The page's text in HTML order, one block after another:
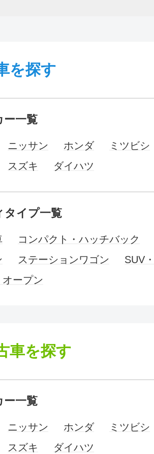
を探す
ー一覧
ニッサン ホンダ
ミツビシ
スズキ ダイハツ
タイプ一覧
コンパクト・ハッチバック
ステーションワゴン
SUV
オープン
車を探す
ー一覧
ニッサン ホンダ
ミツビシ
スズキ ダイハツ